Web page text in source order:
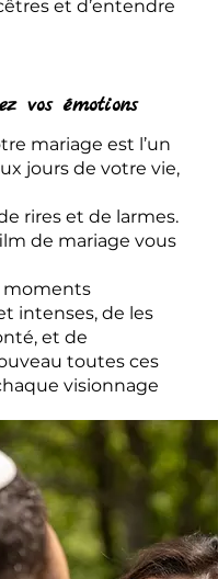
et d’entendre
vos émotions
mariage est l’un
jours de votre vie,
rires et de larmes.
de mariage vous
moments
intenses, de les
et de
toutes ces
visionnage